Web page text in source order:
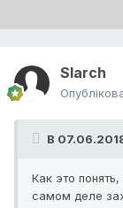
Slarch
В
Как это
самом деле